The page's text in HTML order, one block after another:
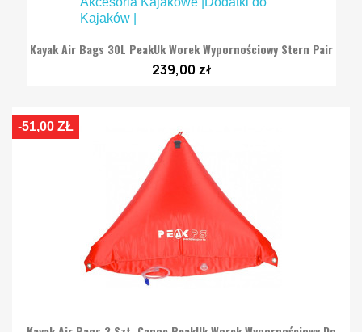
Kayak Air Bags 30L PeakUk Worek Wypornościowy Stern Pair
239,00 zł
-51,00 ZŁ